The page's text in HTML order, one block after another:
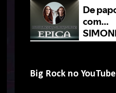
Big Rock no YouTube